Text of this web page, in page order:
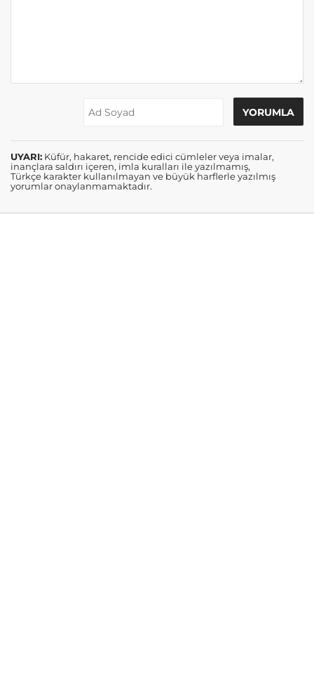
UYARI: Küfür, hakaret, rencide edici cümleler veya imalar,
inançlara saldırı içeren, imla kuralları ile yazılmamış,
Türkçe karakter kullanılmayan ve büyük harflerle yazılmış
yorumlar onaylanmamaktadır.